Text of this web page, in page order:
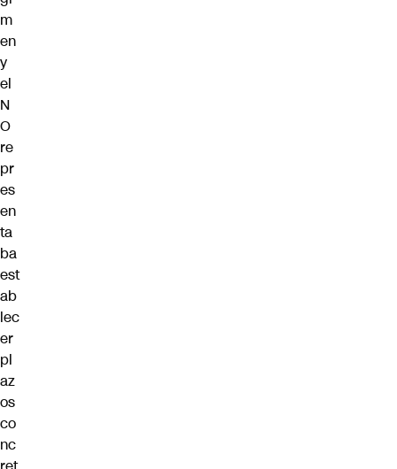
m
en
y
el
N
O
re
pr
es
en
ta
ba
est
ab
lec
er
pl
az
os
co
nc